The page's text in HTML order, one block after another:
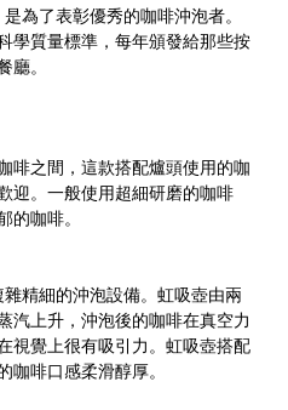
為了表彰優秀的咖啡沖泡者。
學質量標準，每年頒發給那些按
。
啡之間，這款搭配爐頭使用的咖
迎。一般使用超細研磨的咖啡
的咖啡。
精細的沖泡設備。虹吸壺由兩
汽上升，沖泡後的咖啡在真空力
視覺上很有吸引力。虹吸壺搭配
啡口感柔滑醇厚。